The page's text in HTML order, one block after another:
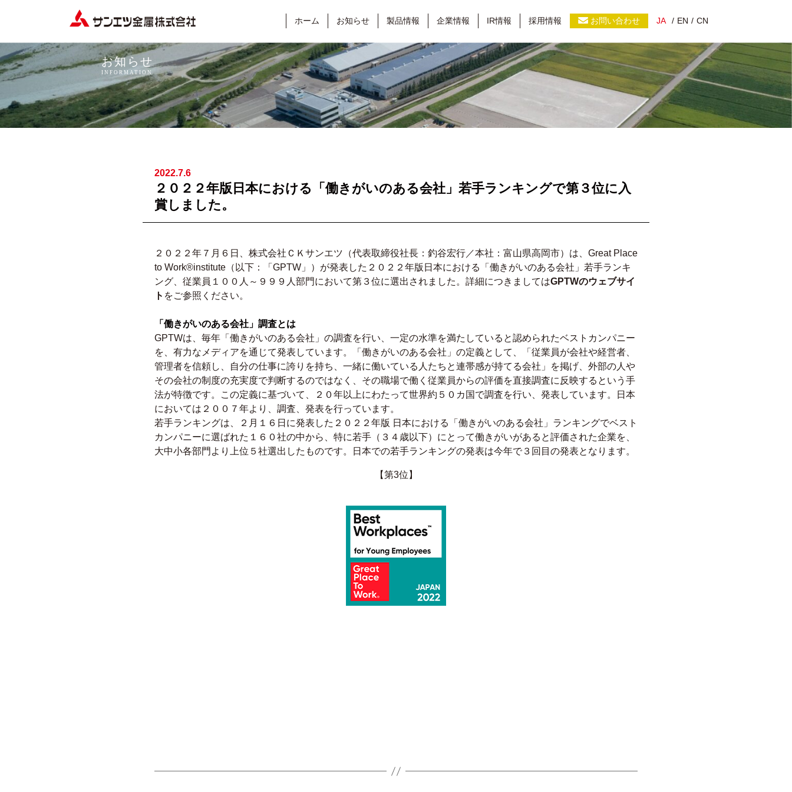
ン
エ
ツ
属
株
式
ホーム お知らせ 製品情報 企業情報 IR情報 採用情報 お問い合わせ JA EN CN
お知らせ
INFORMATION
2022.7.6
２０２２年版日本における「働きがいのある会社」若手ランキングで第３位に入
賞しました。
２０２２年７月６日、株式会社ＣＫサンエツ（代表取締役社長：釣谷宏行／本社：富山県高岡市）は、Great Place
to Work®institute（以下：「GPTW」）が発表した２０２２年版日本における「働きがいのある会社」若手ランキ
ング、従業員１００人～９９９人部門において第３位に選出されました。詳細につきましてはGPTWのウェブサイ
ト をご参照ください。
「働きがいのある会社」調査とは
GPTWは、毎年「働きがいのある会社」の調査を行い、一定の水準を満たしていると認められたベストカンパニー
を、有力なメディアを通じて発表しています。「働きがいのある会社」の定義として、「従業員が会社や経営者、
管理者を信頼し、自分の仕事に誇りを持ち、一緒に働いている人たちと連帯感が持てる会社」を掲げ、外部の人や
その会社の制度の充実度で判断するのではなく、その職場で働く従業員からの評価を直接調査に反映するという手
法が特徴です。この定義に基づいて、２０年以上にわたって世界約５０カ国で調査を行い、発表しています。日本
においては２００７年より、調査、発表を行っています。
若手ランキングは、２月１６日に発表した２０２２年版 日本における「働きがいのある会社」ランキングでベスト
カンパニーに選ばれた１６０社の中から、特に若手（３４歳以下）にとって働きがいがあると評価された企業を、
大中小各部門より上位５社選出したものです。日本での若手ランキングの発表は今年で３回目の発表となります。
【第3位】